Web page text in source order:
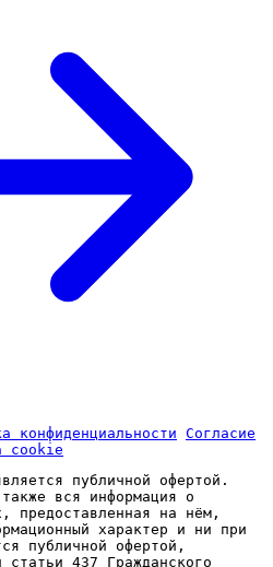
конфиденциальности Согласие
cookie
публичной офертой.
вся информация о
предоставленная на нём,
характер и ни при
публичной офертой,
статьи 437 Гражданского